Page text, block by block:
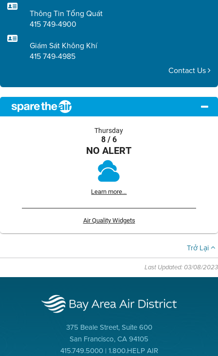
Thông Tin Tổng Quát
415 749-4900
Giám Sát Không Khí
415 749-4985
Contact Us
Thursday
8 / 6
NO ALERT
Learn more...
Air Quality Widgets
Trở Lại
Last Updated: 03/08/2023
375 Beale Street, Suite 600
San Francisco, CA 94105
415.749.5000 | 1.800.HELP AIR